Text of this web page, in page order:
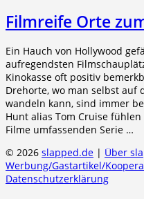
Filmreife Orte
Ein Hauch von Hollywood
aufregendsten
Kinokasse oft positiv
Drehorte, wo man selbst auf
wandeln kann, sind immer
Hunt alias Tom Cruise
Filme umfassenden Serie …
© 2026 slapped.de | Über
Werbung/Gastartikel/
Datenschutzerklärung